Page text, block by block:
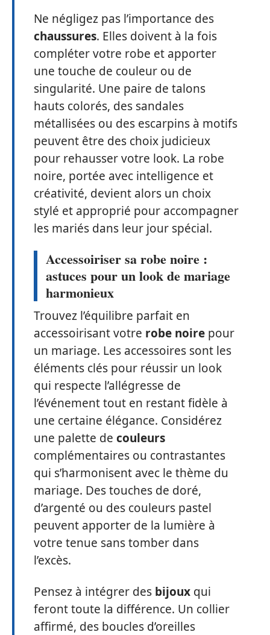
Ne négligez pas l’importance des
chaussures. Elles doivent à la fois
compléter votre robe et apporter
une touche de couleur ou de
singularité. Une paire de talons
hauts colorés, des sandales
métallisées ou des escarpins à motifs
peuvent être des choix judicieux
pour rehausser votre look. La robe
noire, portée avec intelligence et
créativité, devient alors un choix
stylé et approprié pour accompagner
les mariés dans leur jour spécial.
Accessoiriser sa robe noire :
astuces pour un look de mariage
harmonieux
Trouvez l’équilibre parfait en
accessoirisant votre robe noire pour
un mariage. Les accessoires sont les
éléments clés pour réussir un look
qui respecte l’allégresse de
l’événement tout en restant fidèle à
une certaine élégance. Considérez
une palette de couleurs
complémentaires ou contrastantes
qui s’harmonisent avec le thème du
mariage. Des touches de doré,
d’argenté ou des couleurs pastel
peuvent apporter de la lumière à
votre tenue sans tomber dans
l’excès.
Pensez à intégrer des bijoux qui
feront toute la différence. Un collier
affirmé, des boucles d’oreilles